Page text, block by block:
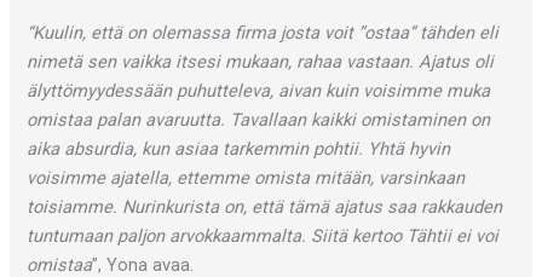
“Kuulin, että on olemassa firma josta voit ”ostaa” tähden eli
nimetä sen vaikka itsesi mukaan, rahaa vastaan. Ajatus oli
älyttömyydessään puhutteleva, aivan kuin voisimme muka
omistaa palan avaruutta. Tavallaan kaikki omistaminen on
aika absurdia, kun asiaa tarkemmin pohtii. Yhtä hyvin
voisimme ajatella, ettemme omista mitään, varsinkaan
toisiamme. Nurinkurista on, että tämä ajatus saa rakkauden
tuntumaan paljon arvokkaammalta. Siitä kertoo Tähtii ei voi
omistaa”, Yona avaa.